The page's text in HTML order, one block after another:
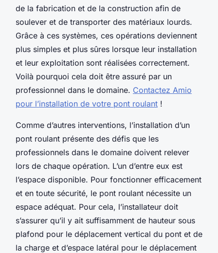
de la fabrication et de la construction afin de
soulever et de transporter des matériaux lourds.
Grâce à ces systèmes, ces opérations deviennent
plus simples et plus sûres lorsque leur installation
et leur exploitation sont réalisées correctement.
Voilà pourquoi cela doit être assuré par un
professionnel dans le domaine. Contactez Amio
pour l’installation de votre pont roulant !
Comme d’autres interventions, l’installation d’un
pont roulant présente des défis que les
professionnels dans le domaine doivent relever
lors de chaque opération. L’un d’entre eux est
l’espace disponible. Pour fonctionner efficacement
et en toute sécurité, le pont roulant nécessite un
espace adéquat. Pour cela, l’installateur doit
s’assurer qu’il y ait suffisamment de hauteur sous
plafond pour le déplacement vertical du pont et de
la charge et d’espace latéral pour le déplacement